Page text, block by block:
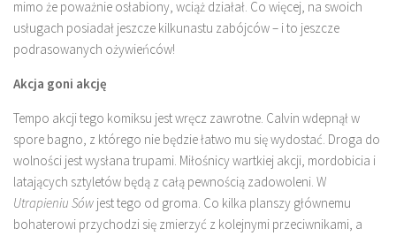
mimo że poważnie osłabiony, wciąż działał. Co więcej, na swoich
usługach posiadał jeszcze kilkunastu zabójców – i to jeszcze
podrasowanych ożywieńców!
Akcja goni akcję
Tempo akcji tego komiksu jest wręcz zawrotne. Calvin wdepnął w
spore bagno, z którego nie będzie łatwo mu się wydostać. Droga do
wolności jest wysłana trupami. Miłośnicy wartkiej akcji, mordobicia i
latających sztyletów będą z całą pewnością zadowoleni. W
Utrapieniu Sów jest tego od groma. Co kilka planszy głównemu
bohaterowi przychodzi się zmierzyć z kolejnymi przeciwnikami, a